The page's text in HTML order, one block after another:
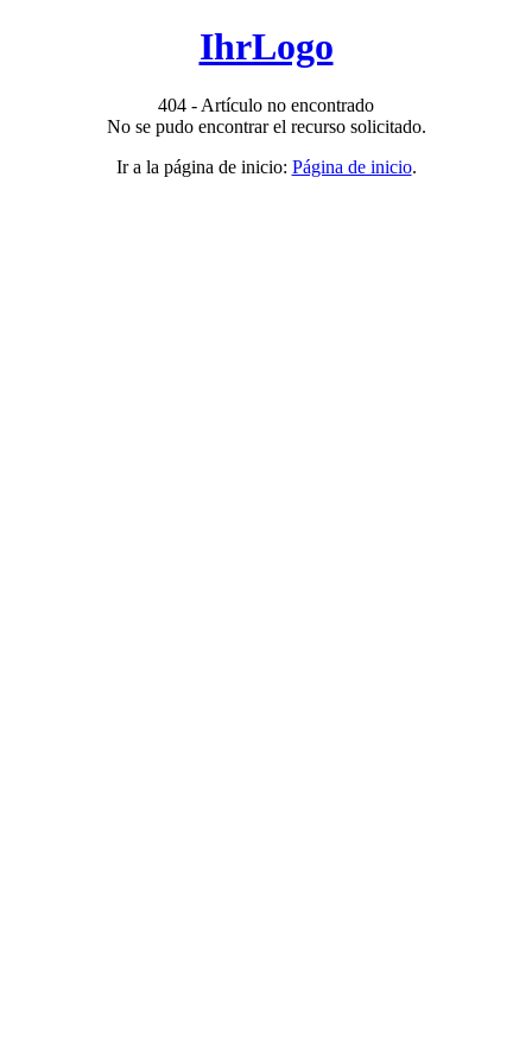
IhrLogo
404 - Artículo no encontrado
No se pudo encontrar el recurso solicitado.
Ir a la página de inicio: Página de inicio.